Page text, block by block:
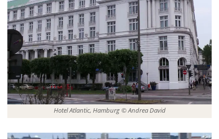
Hotel Atlantic, Hamburg © Andrea David